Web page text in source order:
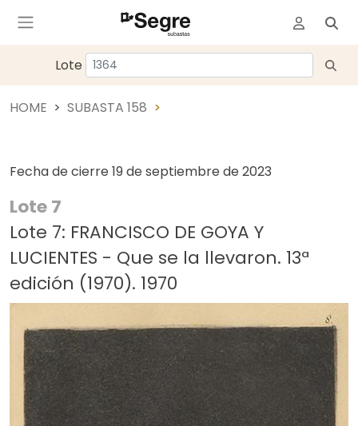
Lote
HOME SUBASTA 158
Fecha de cierre 19 de septiembre de 2023
Lote 7
Lote 7: FRANCISCO DE GOYA Y
LUCIENTES - Que se la llevaron. 13ª
edición (1970). 1970